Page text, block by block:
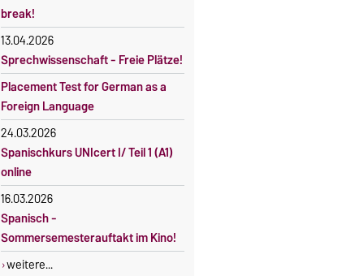
break!
13.04.2026
Sprechwissenschaft - Freie Plätze!
Placement Test for German as a
Foreign Language
24.03.2026
Spanischkurs UNIcert I/ Teil 1 (A1)
online
16.03.2026
Spanisch -
Sommersemesterauftakt im Kino!
weitere...